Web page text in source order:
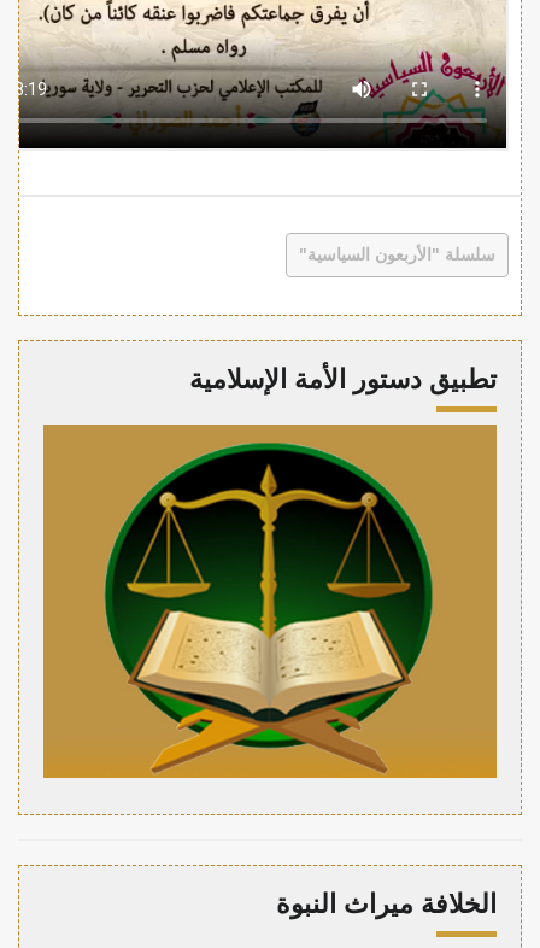
سلسلة "الأربعون السياسية"
تطبيق دستور الأمة الإسلامية
الخلافة ميراث النبوة